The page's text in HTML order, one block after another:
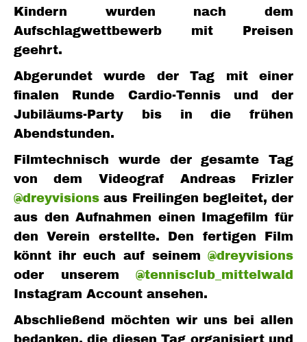
Kindern wurden nach dem
Aufschlagwettbewerb mit Preisen
geehrt.
Abgerundet wurde der Tag mit einer
finalen Runde Cardio-Tennis und der
Jubiläums-Party bis in die frühen
Abendstunden.
Filmtechnisch wurde der gesamte Tag
von dem Videograf Andreas Frizler
@dreyvisions aus Freilingen begleitet, der
aus den Aufnahmen einen Imagefilm für
den Verein erstellte. Den fertigen Film
könnt ihr euch auf seinem @dreyvisions
oder unserem @tennisclub_mittelwald
Instagram Account ansehen.
Abschließend möchten wir uns bei allen
bedanken, die diesen Tag organisiert und